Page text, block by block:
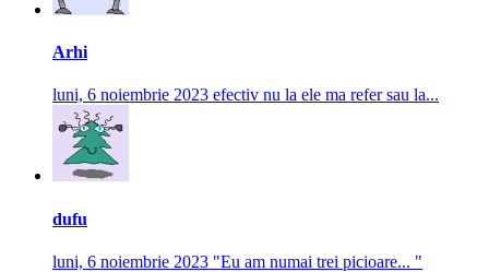
Arhi
luni, 6 noiembrie 2023 efectiv nu la ele ma refer sau la...
dufu
luni, 6 noiembrie 2023 "Eu am numai trei picioare... "